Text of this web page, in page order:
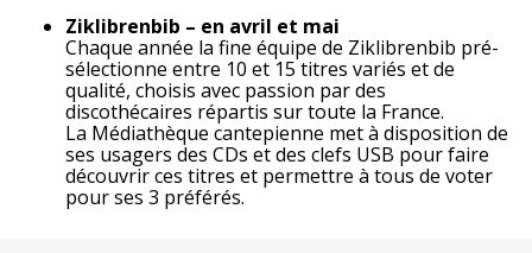
Ziklibrenbib – en avril et mai
Chaque année la fine équipe de Ziklibrenbib pré-
sélectionne entre 10 et 15 titres variés et de
qualité, choisis avec passion par des
discothécaires répartis sur toute la France.
La Médiathèque cantepienne met à disposition de
ses usagers des CDs et des clefs USB pour faire
découvrir ces titres et permettre à tous de voter
pour ses 3 préférés.